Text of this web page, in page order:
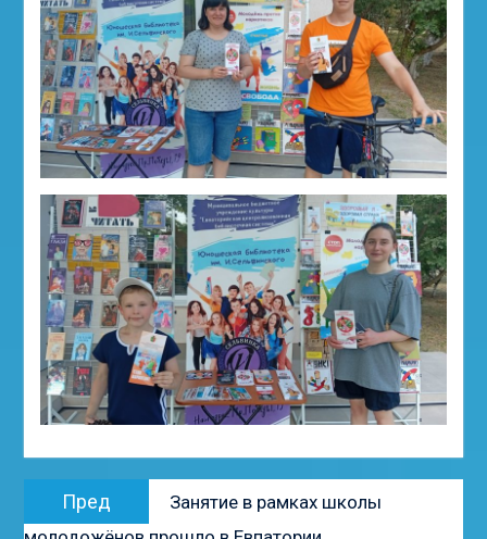
Навигация
Пред
Предыдущая
запись:
Занятие в рамках школы